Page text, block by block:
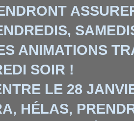
ANIMATIONS
SOIR !
LE 28
HÉLAS,